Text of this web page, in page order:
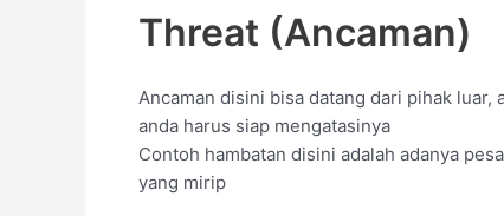
Threat (Ancaman)
Ancaman disini bisa datang dari pihak luar,
anda harus siap mengatasinya
Contoh hambatan disini adalah adanya
yang mirip